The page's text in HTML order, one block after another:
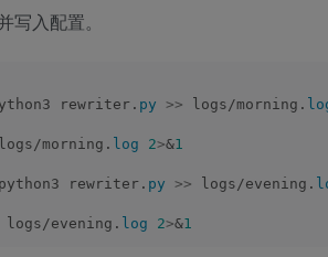
入配置。
rewriter. py >> logs/morning.
morning. log 2>&1
rewriter. py >> logs/evening.
logs/evening. log 2>&1